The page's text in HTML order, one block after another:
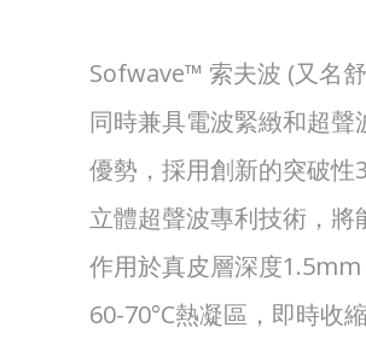
Sofwave™ 索夫波 (又名
同時兼具電波緊緻和超聲
優勢，採用創新的突破性
立體超聲波專利技術，將
作用於真皮層深度
60-70°C熱凝區，即時收